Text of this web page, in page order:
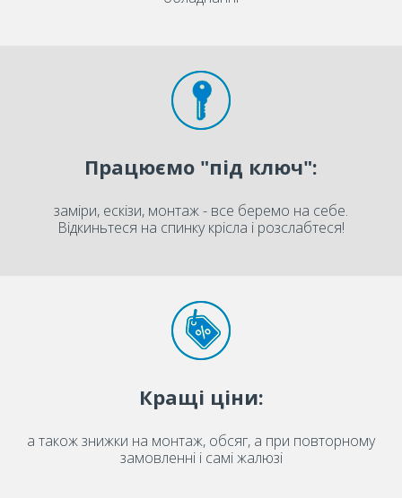
Працюємо "під ключ":
заміри, ескізи, монтаж - все беремо на себе.
Відкиньтеся на спинку крісла і розслабтеся!
Кращі ціни:
а також знижки на монтаж, обсяг, а при повторному
замовленні і самі жалюзі